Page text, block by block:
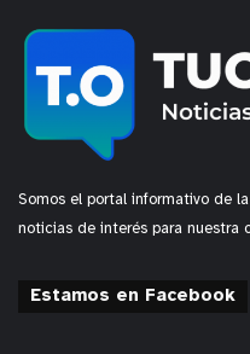
Somos el portal informativo de
noticias de interés para nuestra
Estamos en Facebook